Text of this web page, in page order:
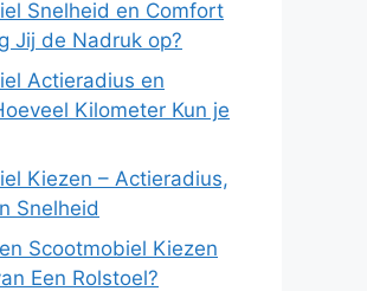
Snelheid en Comfort
Jij de Nadruk op?
Actieradius en
Kilometer Kun je
Kiezen – Actieradius,
Snelheid
Scootmobiel Kiezen
Een Rolstoel?